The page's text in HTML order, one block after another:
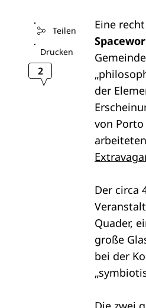
Teilen
Drucken
2
Eine
der
von
Der circa
Quader,
große
bei der